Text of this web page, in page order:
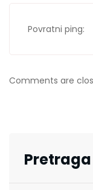
Povratni ping:
Comments are
Pretraga